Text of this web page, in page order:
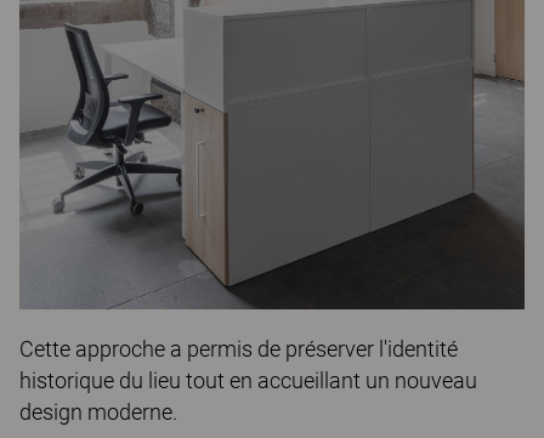
Cette approche a permis de préserver l'identité
historique du lieu tout en accueillant un nouveau
design moderne.